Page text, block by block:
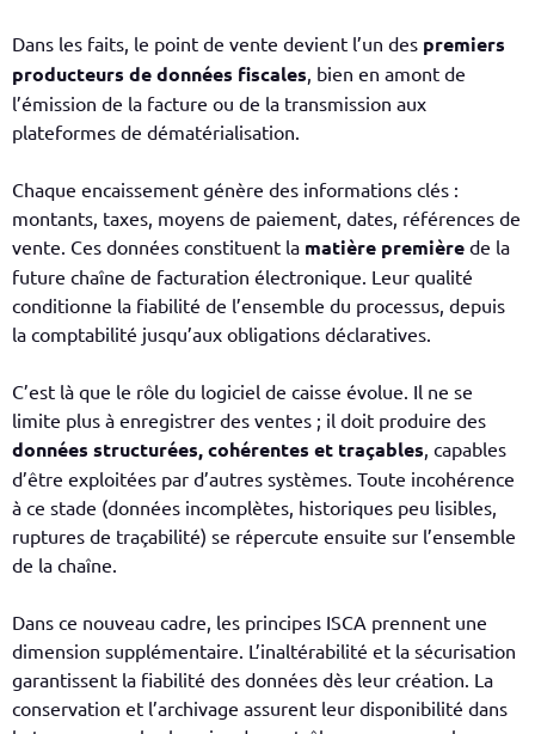
Dans les faits, le point de vente devient l’un des premiers
producteurs de données fiscales, bien en amont de
l’émission de la facture ou de la transmission aux
plateformes de dématérialisation.
Chaque encaissement génère des informations clés :
montants, taxes, moyens de paiement, dates, références de
vente. Ces données constituent la matière première de la
future chaîne de facturation électronique. Leur qualité
conditionne la fiabilité de l’ensemble du processus, depuis
la comptabilité jusqu’aux obligations déclaratives.
C’est là que le rôle du logiciel de caisse évolue. Il ne se
limite plus à enregistrer des ventes ; il doit produire des
données structurées, cohérentes et traçables, capables
d’être exploitées par d’autres systèmes. Toute incohérence
à ce stade (données incomplètes, historiques peu lisibles,
ruptures de traçabilité) se répercute ensuite sur l’ensemble
de la chaîne.
Dans ce nouveau cadre, les principes ISCA prennent une
dimension supplémentaire. L’inaltérabilité et la sécurisation
garantissent la fiabilité des données dès leur création. La
conservation et l’archivage assurent leur disponibilité dans